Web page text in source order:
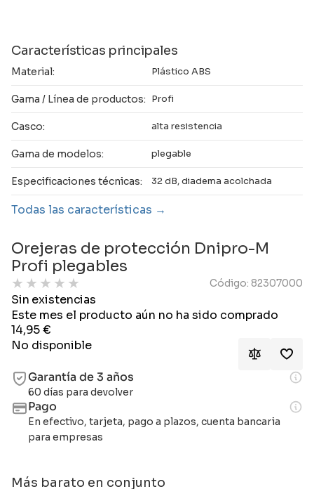
Características principales
Material: Plástico ABS
Gama / Línea de productos: Profi
Casco: alta resistencia
Gama de modelos: plegable
Especificaciones técnicas: 32 dB, diadema acolchada
Todas las características
Orejeras de protección Dnipro-M
Profi plegables
★ ★ ★ ★ ★ Código: 82307000
Sin existencias
Este mes el producto aún no ha sido comprado
14,95€
No disponible
Garantía de 3 años
60 días para devolver
Pago
En efectivo, tarjeta, pago a plazos, cuenta bancaria
para empresas
Más barato en conjunto